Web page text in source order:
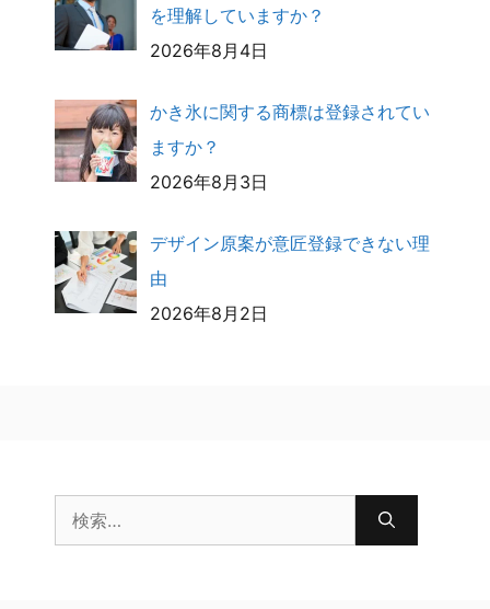
を理解していますか？
2026年8月4日
かき氷に関する商標は登録されてい
ますか？
2026年8月3日
デザイン原案が意匠登録できない理
由
2026年8月2日
索: